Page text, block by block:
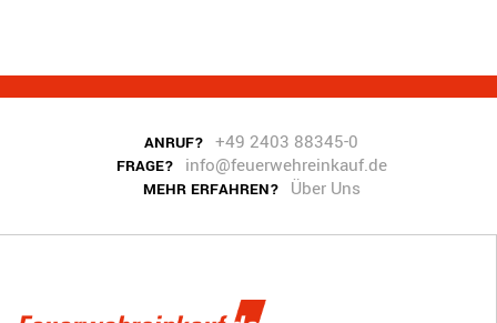
ANRUF? +49 2403 88345-0
FRAGE? info@feuerwehreinkauf.de
MEHR ERFAHREN? Über Uns